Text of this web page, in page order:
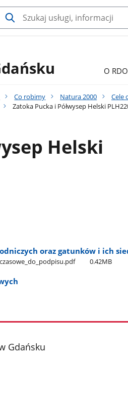
O
Co robimy Natura 2000
Cele
Zatoka Pucka i Półwysep Helski
Helski
oraz gatunków i ich
0.42MB
Gdańsku